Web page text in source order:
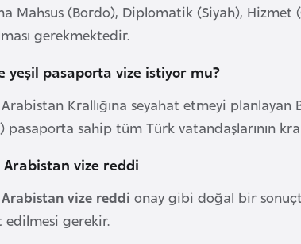
Mahsus (Bordo), Diplomatik (Siyah), Hizmet
gerekmektedir.
yeşil pasaporta vize istiyor mu?
Krallığına seyahat etmeyi
pasaporta sahip tüm Türk vatandaşlarının
Arabistan vize reddi
vize reddi onay gibi doğal bir
gerekir.